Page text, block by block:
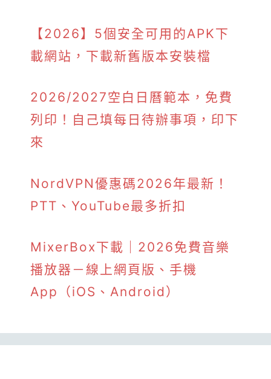
【2026】5個安全可用的APK下
載網站，下載新舊版本安裝檔
2026/2027空白日曆範本，免費
列印！自己填每日待辦事項，印下
來
NordVPN優惠碼2026年最新！
PTT、YouTube最多折扣
MixerBox下載｜2026免費音樂
播放器－線上網頁版、手機
App（iOS、Android）